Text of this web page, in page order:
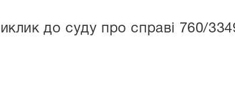
до суду про справі 760/